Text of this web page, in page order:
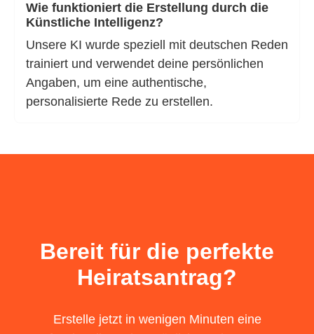
Wie funktioniert die Erstellung durch die
Künstliche Intelligenz?
Unsere KI wurde speziell mit deutschen Reden
trainiert und verwendet deine persönlichen
Angaben, um eine authentische,
personalisierte Rede zu erstellen.
Bereit für die perfekte
Heiratsantrag?
Erstelle jetzt in wenigen Minuten eine